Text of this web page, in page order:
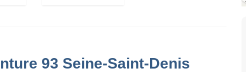
93 Seine-Saint-Denis